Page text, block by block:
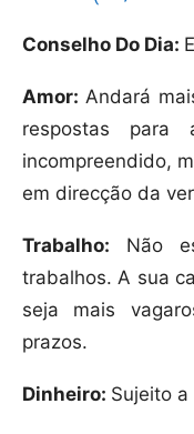
Conselho Do Dia:
Amor: Andará
respostas
incompreendido,
em direcção da
Trabalho: Não
trabalhos. A sua
seja mais
prazos.
Dinheiro: Sujeito